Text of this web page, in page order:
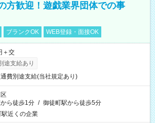
方歓迎！遊戯業界団体での事
ブランクOK WEB登録・面接OK
＋交
途支給あり
費別途支給(当社規定あり)
ら徒歩1分 / 御徒町駅から徒歩5分
駅近くの企業